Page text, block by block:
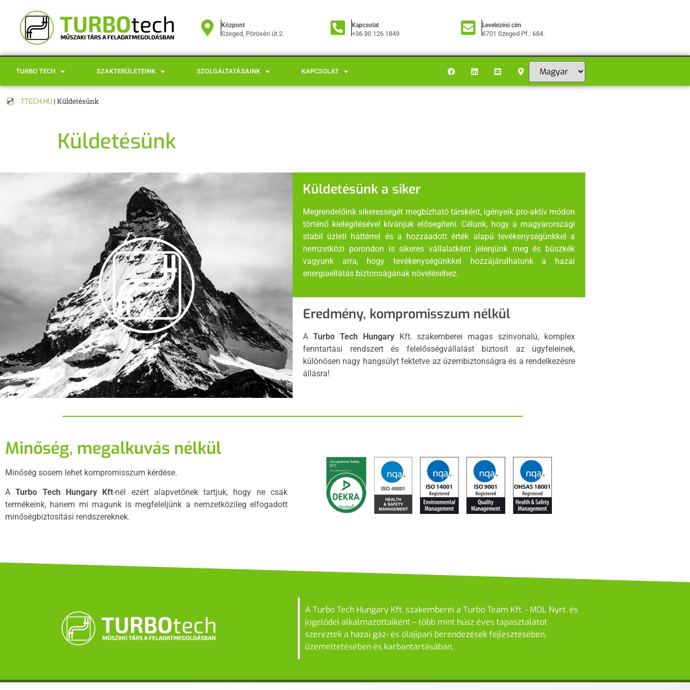
Központ
Szeged, Pöröséri út 2.
Kapcsolat
+36 30 126 1849
Levelezési cím
6701 Szeged Pf.: 684.
TURBO TECH SZAKTERÜLETEINK SZOLGÁLTATÁSAINK KAPCSOLAT
TTECH.HU | Küldetésünk
Küldetésünk
Küldetésünk a siker
Megrendelőink sikerességét megbízható társként, igényeik pro-aktív módon
történő kielégítésével kívánjuk elősegíteni. Célunk, hogy a magyarországi
stabil üzleti háttérrel és a hozzáadott érték alapú tevékenységünkkel a
nemzetközi porondon is sikeres vállalatként jelenjünk meg és büszkék
vagyunk arra, hogy tevékenységünkkel hozzájárulhatunk a hazai
energiaellátás biztonságának növeléséhez.
Eredmény, kompromisszum nélkül
A Turbo Tech HungaryKft. szakemberei magas színvonalú, komplex
fenntartási rendszert és felelősségvállalást biztosít az ügyfeleinek,
különösen nagy hangsúlyt fektetve az üzembiztonságra és a rendelkezésre
állásra!
Minőség, megalkuvás nélkül
Minőség sosem lehet kompromisszum kérdése.
ATurbo Tech Hungary Kft-nél ezért alapvetőnek tartjuk, hogy ne csak
termékeink, hanem mi magunk is megfeleljünk a nemzetközileg elfogadott
minőségbiztosítási rendszereknek.
A Turbo Tech Hungary Kft. szakemberei a Turbo Team Kft. - MOL Nyrt. és
jogelődei alkalmazottaiként – több mint húsz éves tapasztalatot
szereztek a hazai gáz- és olajipari berendezések fejlesztésében,
üzemeltetésében és karbantartásában.